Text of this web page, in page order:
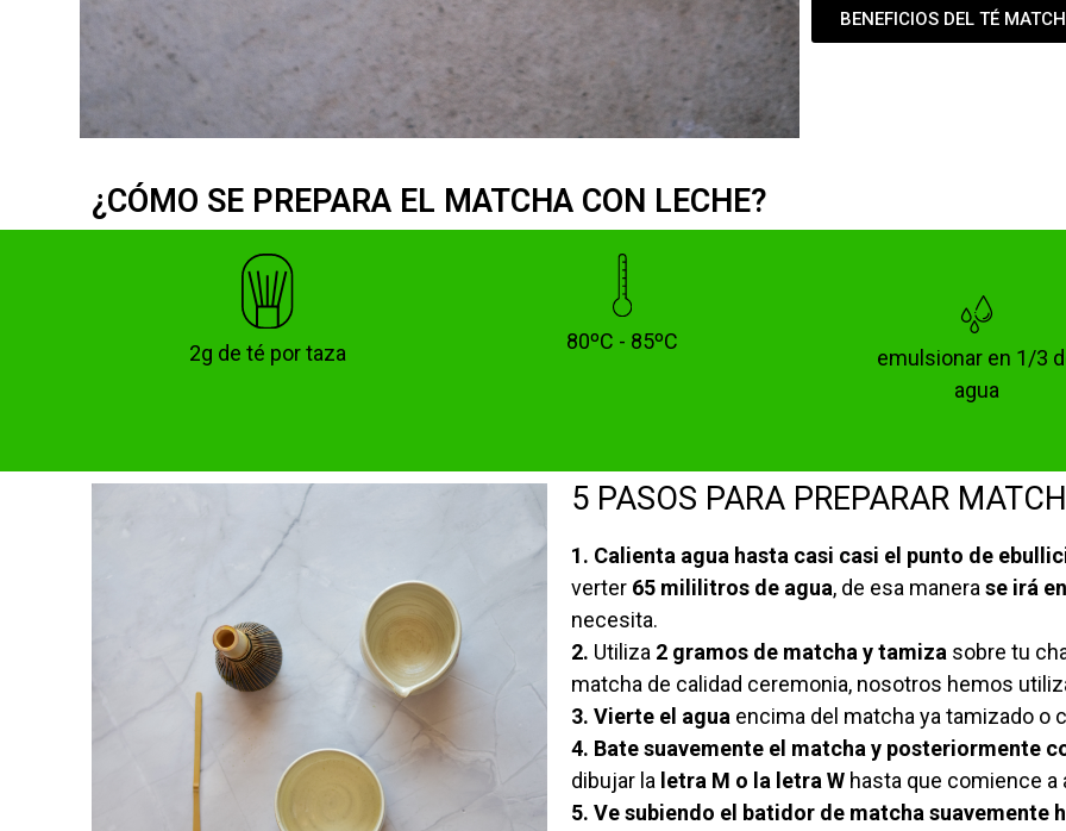
BENEFICIOS DEL TÉ
¿CÓMO SE PREPARA EL MATCHA CON LECHE?
2g de té por taza 80ºC - 85ºC
emulsionar en 1/3
agua
5 PASOS PARA PREPARAR
1. Calienta agua hasta casi casi el punto de
verter 65 mililitros de agua, de esa manerase irá
necesita.
2. Utiliza 2 gramos de matcha y tamiza sobre tu
matcha de calidad ceremonia, nosotros hemos
3. Vierte el agua encima del matcha ya tamizado o
4. Bate suavemente el matcha y posteriormente
dibujar la letra M o la letra W hasta que comience a
5. Ve subiendo el batidor de matcha suavemente